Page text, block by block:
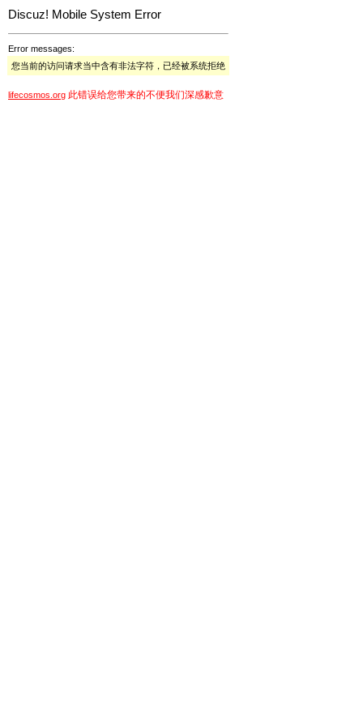
Discuz! Mobile System Error
Error messages:
您当前的访问请求当中含有非法字符，已经被系统拒绝
lifecosmos.org 此错误给您带来的不便我们深感歉意